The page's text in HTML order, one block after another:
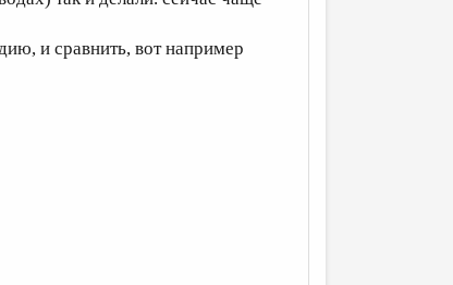
и сравнить, вот например